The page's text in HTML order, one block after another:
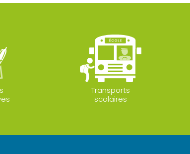
Transports
scolaires